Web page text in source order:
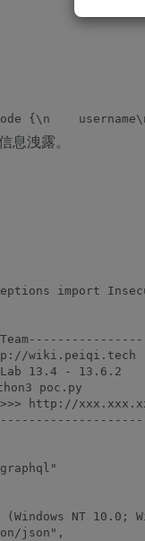
息洩露。
import
wiki.peiqi.tech
13.4 - 13.6.2
poc.py
http://
NT 10.0;
json",